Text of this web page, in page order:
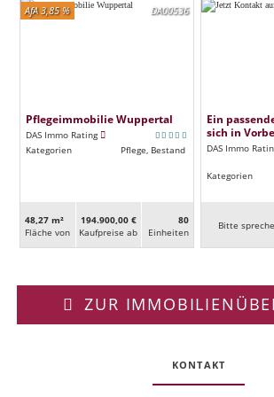
DA00536
AfA 3,85 %
Pflegeimmobilie Wuppertal
DAS Immo Rating
Kategorien
Pflege, Bestand
48,27 m²
Fläche von
194.900,00 €
Kaufpreise ab
80
Ein­heiten
Ein
sich in
DAS Immo
Kategorien
Bitte
ZUR
KONTAKT